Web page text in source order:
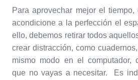
Para aprovechar mejor el
acondicione a la perfección el
ello, debemos retirar todos
crear distracción, como
mismo modo en el computador,
que no vayas a necesitar. Es